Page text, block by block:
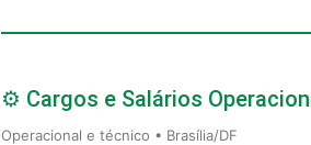
⚙️ Cargos e Salários
Operacional e técnico • Brasília/DF